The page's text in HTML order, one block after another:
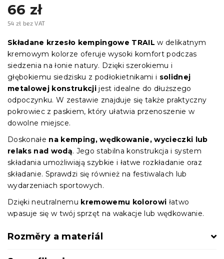
66 zł
54 zł bez VAT
jednostkowa:
Składane krzesło kempingowe TRAIL w delikatnym
kremowym kolorze oferuje wysoki komfort podczas
siedzenia na łonie natury. Dzięki szerokiemu i
głębokiemu siedzisku z podłokietnikami i solidnej
metalowej konstrukcji jest idealne do dłuższego
odpoczynku. W zestawie znajduje się także praktyczny
pokrowiec z paskiem, który ułatwia przenoszenie w
dowolne miejsce.
Doskonałe na kemping, wędkowanie, wycieczki lub
relaks nad wodą. Jego stabilna konstrukcja i system
składania umożliwiają szybkie i łatwe rozkładanie oraz
składanie. Sprawdzi się również na festiwalach lub
wydarzeniach sportowych.
Dzięki neutralnemu kremowemu kolorowi łatwo
wpasuje się w twój sprzęt na wakacje lub wędkowanie.
Rozměry a materiál